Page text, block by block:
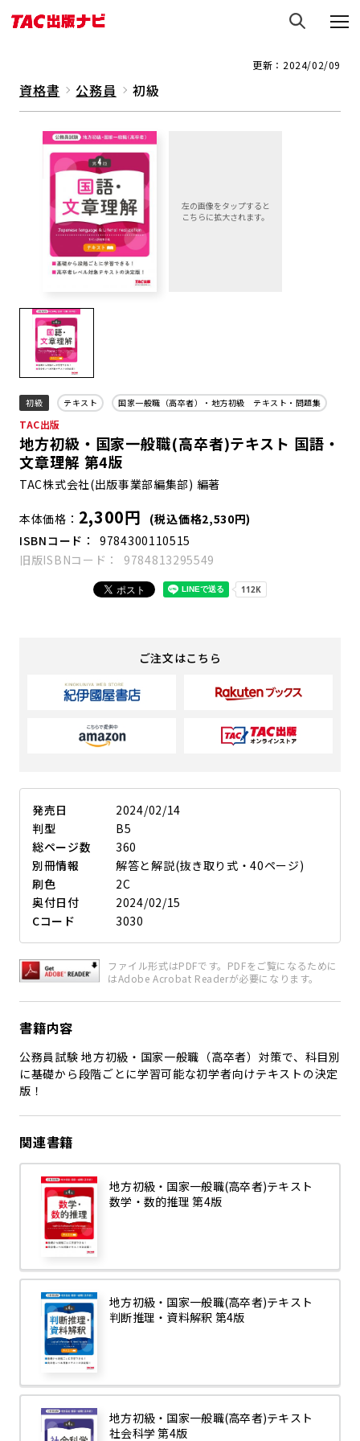
更新：2024/02/09
資格書 公務員 初級
初級 テキスト 国家一般職（高卒者）・地方初級 テキスト・問題集
TAC出版
地方初級・国家一般職(高卒者)テキスト 国語・
文章理解 第4版
TAC株式会社(出版事業部編集部) 編著
本体価格 2,300円
(税込価格2,530円)
ISBNコード
9784300110515
旧版ISBNコード
9784813295549
ご注文はこちら
発売日
2024/02/14
判型
B5
総ページ数
360
別冊情報
解答と解説(抜き取り式・40ページ)
刷色
2C
奥付日付
2024/02/15
Cコード
3030
ファイル形式はPDFです。PDFをご覧になるために
はAdobe Acrobat Readerが必要になります。
書籍内容
公務員試験 地方初級・国家一般職（高卒者）対策で、科目別
に基礎から段階ごとに学習可能な初学者向けテキストの決定
版！
関連書籍
地方初級・国家一般職(高卒者)テキスト
数学・数的推理 第4版
地方初級・国家一般職(高卒者)テキスト
判断推理・資料解釈 第4版
地方初級・国家一般職(高卒者)テキスト
社会科学 第4版